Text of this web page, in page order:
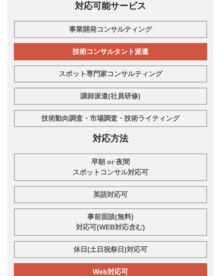
対応可能サービス
事業開発コンサルティング
技術コンサルタント派遣
スポット専門家コンサルティング
講師派遣(社員研修)
技術動向調査・市場調査・技術ライティング
対応方法
早朝 or 夜間
スポットコンサル対応可
英語対応可
事前面談(無料)
対応可(WEB対応含む)
休日(土日祝祭日)対応可
Web対応可